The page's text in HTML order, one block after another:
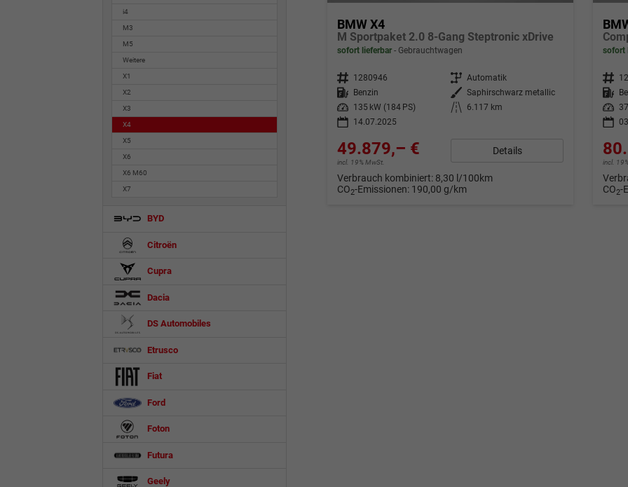
BMW X4
M Sportpaket 2.0 8-Gang Steptronic xDrive
sofort lieferbar Gebrauchtwagen
Fahrzeugnr. 1280946 Getriebe Automatik
Kraftstoff
Benzin Außenfarbe Saphirschwarz metallic
Leistung
135 kW (184 PS) Kilometerstand
6.117 km
14.07.2025
49.879,– €
incl. 19% MwSt.
Details
Verbrauch kombiniert: 8,30 l/100km
CO2-Emissionen: 190,00 g/km
sofort
Fahrzeugnr.
Kraftstoff
Leistung
incl.
CO2-
i4
M3
M5
Weitere
X1
X2
X3
X4
X5
X6
X6 M60
X7
BYD
Citroën
Cupra
Dacia
DS Automobiles
Etrusco
Fiat
Ford
Foton
Futura
Geely